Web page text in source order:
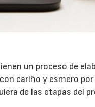
un proceso de
cariño y esmero
de las etapas del